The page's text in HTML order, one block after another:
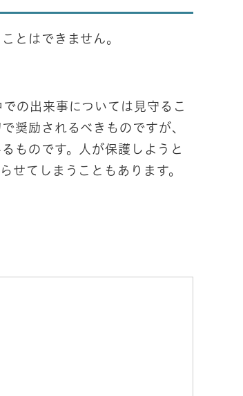
とはできません。
の出来事については見守るこ
奨励されるべきものですが、
ものです。人が保護しようと
せてしまうこともあります。